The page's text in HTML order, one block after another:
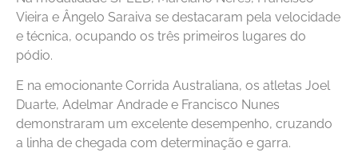
Vieira e Ângelo Saraiva se destacaram pela velocidade
e técnica, ocupando os três primeiros lugares do
pódio.
E na emocionante Corrida Australiana, os atletas Joel
Duarte, Adelmar Andrade e Francisco Nunes
demonstraram um excelente desempenho, cruzando
a linha de chegada com determinação e garra.